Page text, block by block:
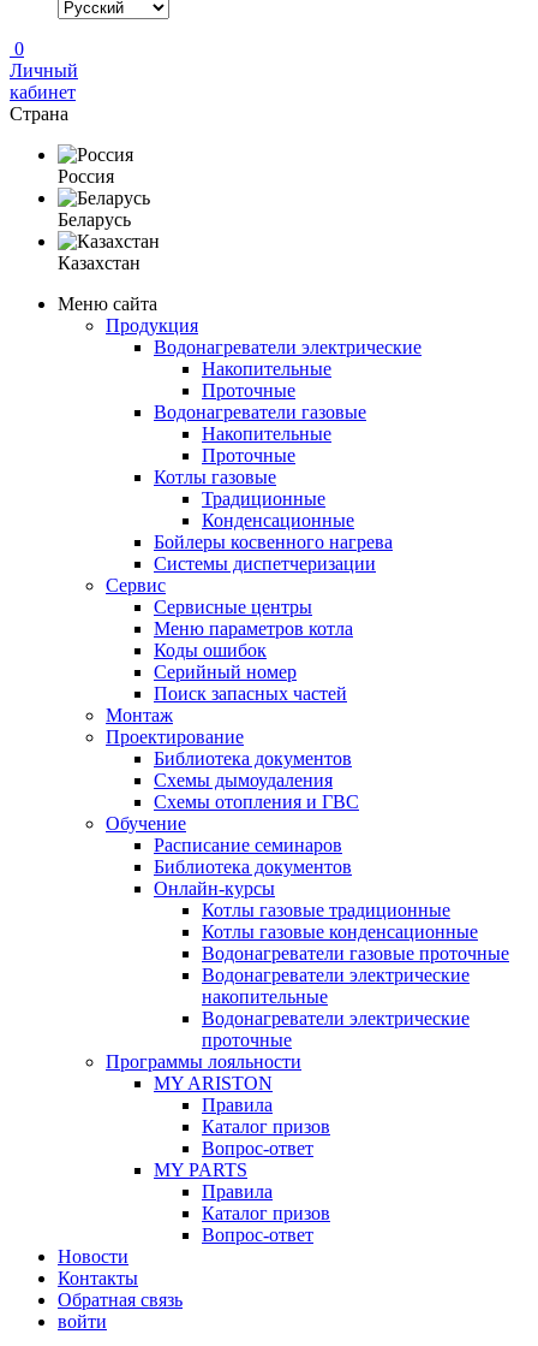
0
Личный
кабинет
Страна
Россия
Беларусь
Казахстан
Меню сайта
Продукция
Водонагреватели электрические
Накопительные
Проточные
Водонагреватели газовые
Накопительные
Проточные
Котлы газовые
Традиционные
Конденсационные
Бойлеры косвенного нагрева
Системы диспетчеризации
Сервис
Сервисные центры
Меню параметров котла
Коды ошибок
Серийный номер
Поиск запасных частей
Монтаж
Проектирование
Библиотека документов
Схемы дымоудаления
Схемы отопления и ГВС
Обучение
Расписание семинаров
Библиотека документов
Онлайн-курсы
Котлы газовые традиционные
Котлы газовые конденсационные
Водонагреватели газовые проточные
Водонагреватели электрические
накопительные
Водонагреватели электрические
проточные
Программы лояльности
MY ARISTON
Правила
Каталог призов
Вопрос-ответ
MY PARTS
Правила
Каталог призов
Вопрос-ответ
Новости
Контакты
Обратная связь
войти